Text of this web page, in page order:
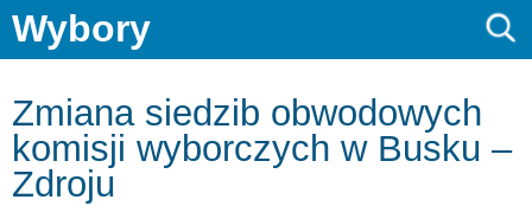
Wybory
Zmiana siedzib obwodowych
komisji wyborczych w Busku –
Zdroju